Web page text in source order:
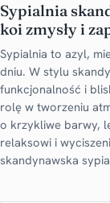
Sypialnia
koi zmysły i
Sypialnia to azyl,
dniu. W stylu
funkcjonalność i
rolę w tworzeniu
o krzykliwe barwy,
relaksowi i
skandynawska